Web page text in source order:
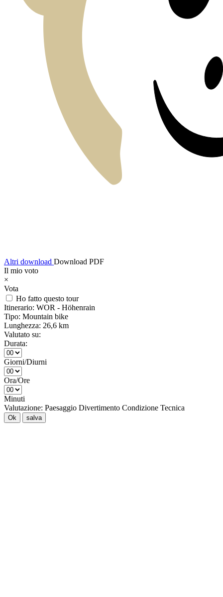
Altri download Download PDF
Il mio voto
×
Vota
Ho fatto questo tour
Itinerario: WOR - Höhenrain
Tipo: Mountain bike
Lunghezza: 26,6 km
Valutato su:
Durata:
Giorni/Diurni
Ora/Ore
Minuti
Valutazione: Paesaggio Divertimento Condizione Tecnica
Ok salva